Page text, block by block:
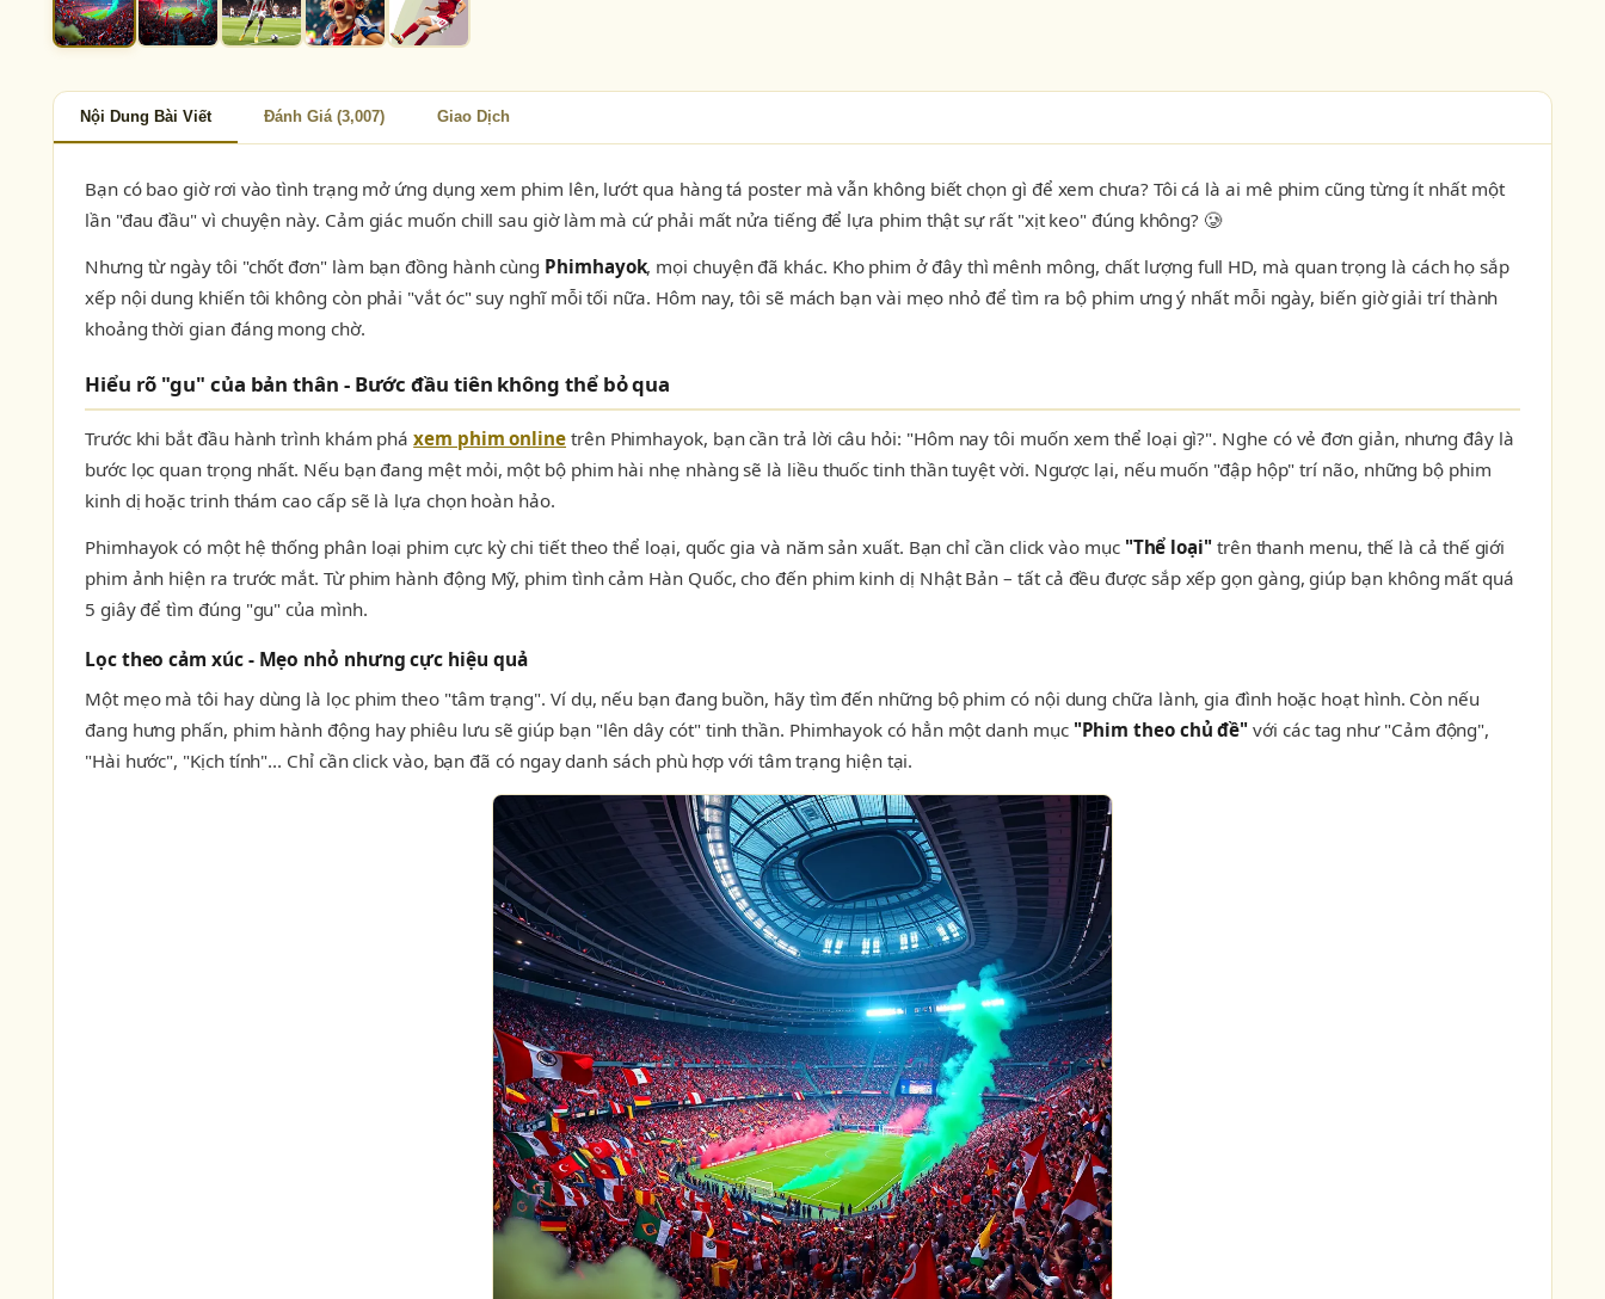
Nội Dung Bài Viết Đánh Giá (3,007) Giao Dịch
Bạn có bao giờ rơi vào tình trạng mở ứng dụng xem phim lên, lướt qua hàng tá poster mà vẫn không biết chọn gì để xem chưa? Tôi cá là ai mê phim cũng từng ít nhất một
lần "đau đầu" vì chuyện này. Cảm giác muốn chill sau giờ làm mà cứ phải mất nửa tiếng để lựa phim thật sự rất "xịt keo" đúng không? 🥲
Nhưng từ ngày tôi "chốt đơn" làm bạn đồng hành cùng Phimhayok, mọi chuyện đã khác. Kho phim ở đây thì mênh mông, chất lượng full HD, mà quan trọng là cách họ sắp
xếp nội dung khiến tôi không còn phải "vắt óc" suy nghĩ mỗi tối nữa. Hôm nay, tôi sẽ mách bạn vài mẹo nhỏ để tìm ra bộ phim ưng ý nhất mỗi ngày, biến giờ giải trí thành
khoảng thời gian đáng mong chờ.
Hiểu rõ "gu" của bản thân - Bước đầu tiên không thể bỏ qua
Trước khi bắt đầu hành trình khám pháxem phim online trên Phimhayok, bạn cần trả lời câu hỏi: "Hôm nay tôi muốn xem thể loại gì?". Nghe có vẻ đơn giản, nhưng đây là
bước lọc quan trọng nhất. Nếu bạn đang mệt mỏi, một bộ phim hài nhẹ nhàng sẽ là liều thuốc tinh thần tuyệt vời. Ngược lại, nếu muốn "đập hộp" trí não, những bộ phim
kinh dị hoặc trinh thám cao cấp sẽ là lựa chọn hoàn hảo.
Phimhayok có một hệ thống phân loại phim cực kỳ chi tiết theo thể loại, quốc gia và năm sản xuất. Bạn chỉ cần click vào mục "Thể loại"trên thanh menu, thế là cả thế giới
phim ảnh hiện ra trước mắt. Từ phim hành động Mỹ, phim tình cảm Hàn Quốc, cho đến phim kinh dị Nhật Bản – tất cả đều được sắp xếp gọn gàng, giúp bạn không mất quá
5 giây để tìm đúng "gu" của mình.
Lọc theo cảm xúc - Mẹo nhỏ nhưng cực hiệu quả
Một mẹo mà tôi hay dùng là lọc phim theo "tâm trạng". Ví dụ, nếu bạn đang buồn, hãy tìm đến những bộ phim có nội dung chữa lành, gia đình hoặc hoạt hình. Còn nếu
đang hưng phấn, phim hành động hay phiêu lưu sẽ giúp bạn "lên dây cót" tinh thần. Phimhayok có hẳn một danh mục "Phim theo chủ đề" với các tag như "Cảm động",
"Hài hước", "Kịch tính"... Chỉ cần click vào, bạn đã có ngay danh sách phù hợp với tâm trạng hiện tại.